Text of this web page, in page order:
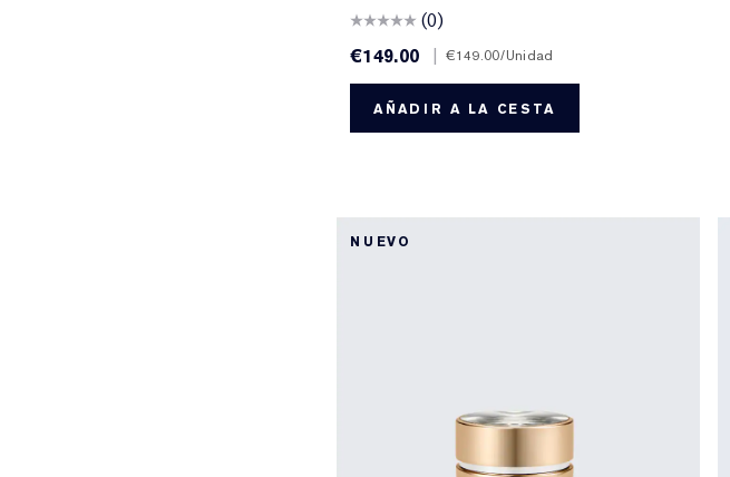
(0)
€149.00
€149.00/Unidad
AÑADIR A LA CESTA
NUEVO